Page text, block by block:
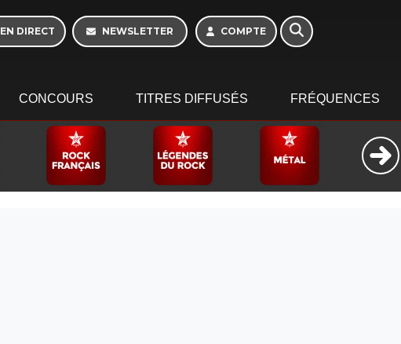
EN DIRECT NEWSLETTER COMPTE
CONCOURS TITRES DIFFUSÉS FRÉQUENCES
Week-end de 16h à
20h